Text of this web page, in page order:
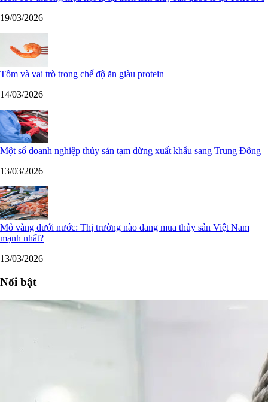
19/03/2026
Tôm và vai trò trong chế độ ăn giàu protein
14/03/2026
Một số doanh nghiệp thủy sản tạm dừng xuất khẩu sang Trung Đông
13/03/2026
Mỏ vàng dưới nước: Thị trường nào đang mua thủy sản Việt Nam
mạnh nhất?
13/03/2026
Nổi bật